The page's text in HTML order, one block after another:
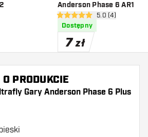
Anderson Phase 6 AR1
otwórz panel
5 gwiazdki oceny5.0 (4)
Dostępny
7 zł
PRODUKCIE
Gary Anderson Phase 6 Plus